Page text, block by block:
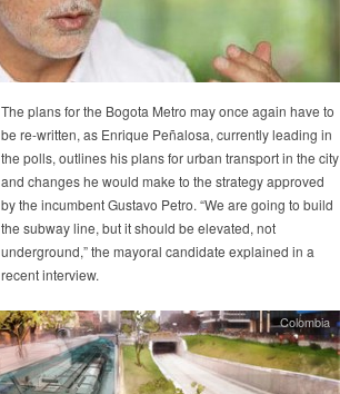
The plans for the Bogota Metro may once again have to
be re-written, as Enrique Peñalosa, currently leading in
the polls, outlines his plans for urban transport in the city
and changes he would make to the strategy approved
by the incumbent Gustavo Petro. “We are going to build
the subway line, but it should be elevated, not
underground,” the mayoral candidate explained in a
recent interview.
Colombia